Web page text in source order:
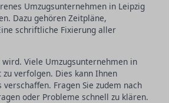
Umzugsunternehmen in Leipzig
Dazu gehören Zeitpläne,
schriftliche Fixierung aller
Viele Umzugsunternehmen in
verfolgen. Dies kann Ihnen
Fragen Sie zudem nach
oder Probleme schnell zu klären.